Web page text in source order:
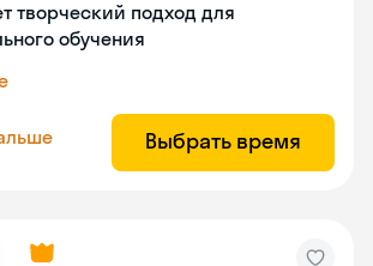
творческий подход для
обучения
Выбрать время